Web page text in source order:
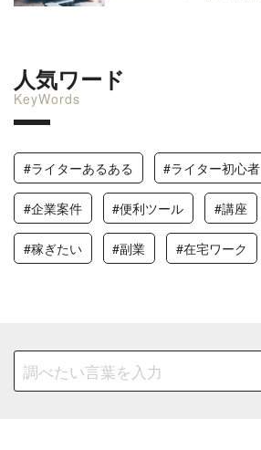
人気ワード
KeyWords
#ライターあるある #ライター初心者
#企業案件 #便利ツール #講座
#稼ぎたい #副業 #在宅ワーク